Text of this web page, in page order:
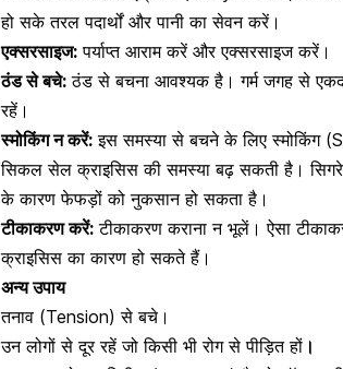
हो सके तरल पदार्थों और पानी का सेवन करें।
एक्सरसाइज: पर्याप्त आराम करें और एक्सरसाइज करें।
ठंड से बचे: ठंड से बचना आवश्यक है। गर्म जगह से
रहें।
स्मोकिंग न करें: इस समस्या से बचने के लिएस्मोकिंग
सिकल सेल क्राइसिस की समस्या बढ़ सकती है।
के कारण फेफड़ों को नुकसान हो सकता है।
टीकाकरण करें: टीकाकरण कराना न भूलें। ऐसा
क्राइसिस का कारण हो सकते हैं।
अन्य उपाय
तनाव (Tension) से बचे।
उन लोगों से दूर रहें जो किसी भी रोग से पीड़ित हों ।